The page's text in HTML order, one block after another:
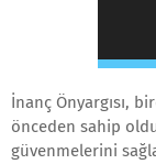
İnanç Önyargısı,
önceden sahip
güvenmelerini